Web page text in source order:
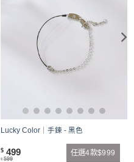
Lucky Color｜手鍊 - 黑色
$ 499
$ 599
任選4款$999